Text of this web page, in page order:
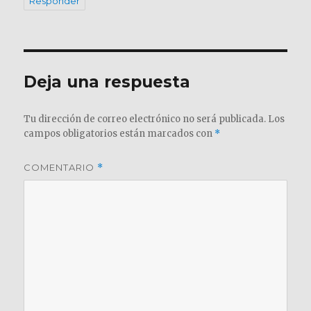
Deja una respuesta
Tu dirección de correo electrónico no será publicada. Los
campos obligatorios están marcados con *
COMENTARIO *